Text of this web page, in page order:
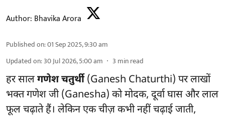
Author: Bhavika Arora
Published on:01 Sep 2025, 9:30 am
Updated on:30 Jul 2026, 5:00 am 3 min read
हर सालगणेश चतुर्थी(Ganesh Chaturthi) पर लाखों
भक्त गणेश जी (Ganesha) को मोदक, दूर्वा घास और लाल
फूल चढ़ाते हैं। लेकिन एक चीज़ कभी नहीं चढ़ाई जाती,